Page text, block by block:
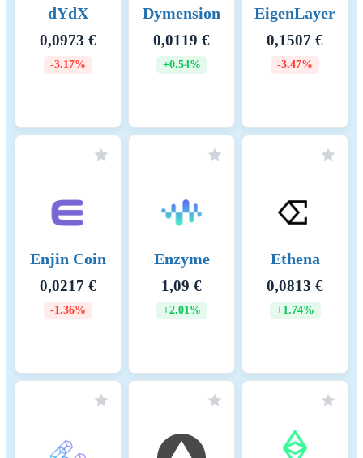
dYdX
0,0973 €
-3.17%
Dymension
0,0119 €
+0.54%
EigenLayer
0,1507 €
-3.47%
Enjin Coin
0,0217 €
-1.36%
Enzyme
1,09 €
+2.01%
Ethena
0,0813 €
+1.74%